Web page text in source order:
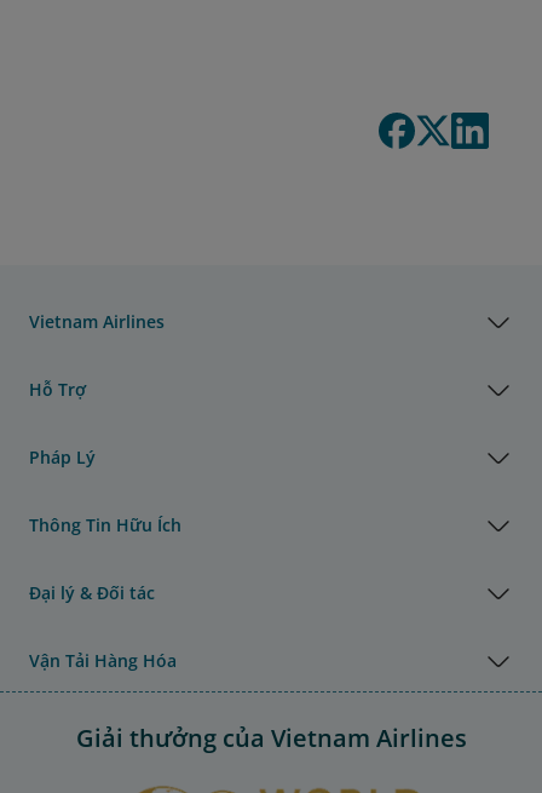
Vietnam Airlines
Hỗ Trợ
Pháp Lý
Thông Tin Hữu Ích
Đại lý & Đối tác
Vận Tải Hàng Hóa
Giải thưởng của Vietnam Airlines